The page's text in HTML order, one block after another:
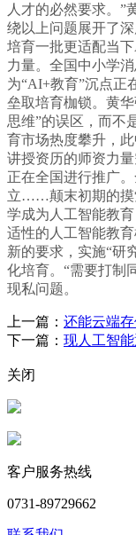
人才的必然要求。”
绕以上问题展开了
培育一批更适配当
力量。全国中小学
为“AI+教育”沉点正
垒取培育枷锁。黄
思维”的误区，而不
育市场热度攀升，
讲授资历的师资力
正在全国进行推广
立……颠末初期的摸
学成为人工智能教
适性的人工智能教
新的要求，实施“研
化培育。“需要打制
现私问题。
上一篇： 还能云端
下一篇： 现人工智
关闭
客户服务热线
0731-89729662